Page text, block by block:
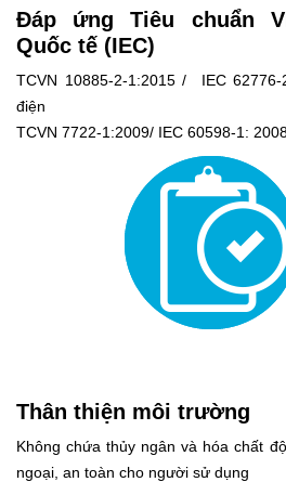
Đáp ứng Tiêu chuẩn
Quốc tế (IEC)
TCVN 10885-2-1:2015 / IEC
điện
TCVN 7722-1:2009/ IEC 60598-1:
Thân thiện môi trường
Không chứa thủy ngân và hóa chất
ngoại, an toàn cho người sử dụng